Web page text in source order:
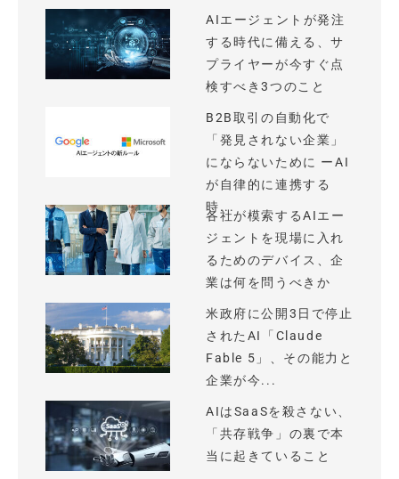
AIエージェントが発注
する時代に備える、サ
プライヤーが今すぐ点
検すべき3つのこと
B2B取引の自動化で
「発見されない企業」
にならないために ーAI
が自律的に連携する
時...
各社が模索するAIエー
ジェントを現場に入れ
るためのデバイス、企
業は何を問うべきか
米政府に公開3日で停止
されたAI「Claude
Fable 5」、その能力と
企業が今...
AIはSaaSを殺さない、
「共存戦争」の裏で本
当に起きていること